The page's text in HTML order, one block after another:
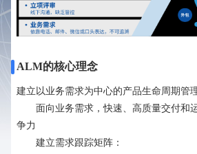
ALM的核心理念
建立以业务需求为中心的产品生命周期管
面向业务需求，快速、高质量交付和
争力
建立需求跟踪矩阵：